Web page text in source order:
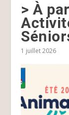
> À
1 juillet 2026